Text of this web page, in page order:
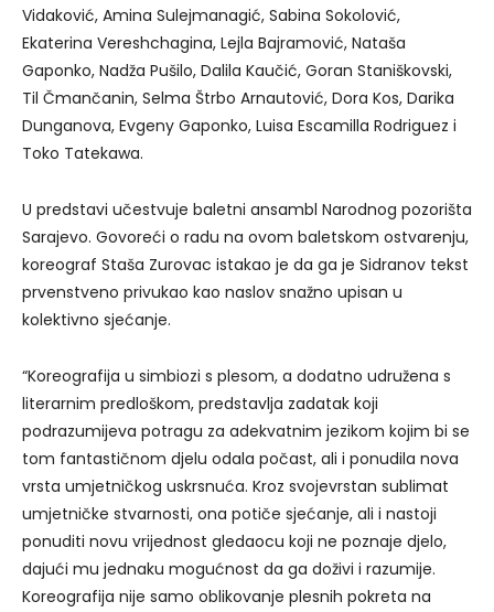
Vidaković, Amina Sulejmanagić, Sabina Sokolović,
Ekaterina Vereshchagina, Lejla Bajramović, Nataša
Gaponko, Nadža Pušilo, Dalila Kaučić, Goran Staniškovski,
Til Čmančanin, Selma Štrbo Arnautović, Dora Kos, Darika
Dunganova, Evgeny Gaponko, Luisa Escamilla Rodriguez i
Toko Tatekawa.
U predstavi učestvuje baletni ansambl Narodnog pozorišta
Sarajevo. Govoreći o radu na ovom baletskom ostvarenju,
koreograf Staša Zurovac istakao je da ga je Sidranov tekst
prvenstveno privukao kao naslov snažno upisan u
kolektivno sjećanje.
“Koreografija u simbiozi s plesom, a dodatno udružena s
literarnim predloškom, predstavlja zadatak koji
podrazumijeva potragu za adekvatnim jezikom kojim bi se
tom fantastičnom djelu odala počast, ali i ponudila nova
vrsta umjetničkog uskrsnuća. Kroz svojevrstan sublimat
umjetničke stvarnosti, ona potiče sjećanje, ali i nastoji
ponuditi novu vrijednost gledaocu koji ne poznaje djelo,
dajući mu jednaku mogućnost da ga doživi i razumije.
Koreografija nije samo oblikovanje plesnih pokreta na